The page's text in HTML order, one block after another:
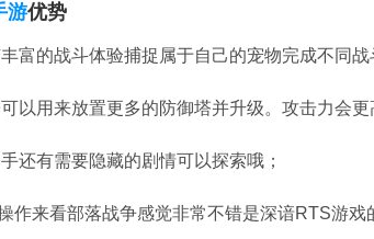
游优势
富的战斗体验捕捉属于自己的宠物完成不同战
以用来放置更多的防御塔并升级。攻击力会更
还有需要隐藏的剧情可以探索哦；
作来看部落战争感觉非常不错是深谙RTS游戏